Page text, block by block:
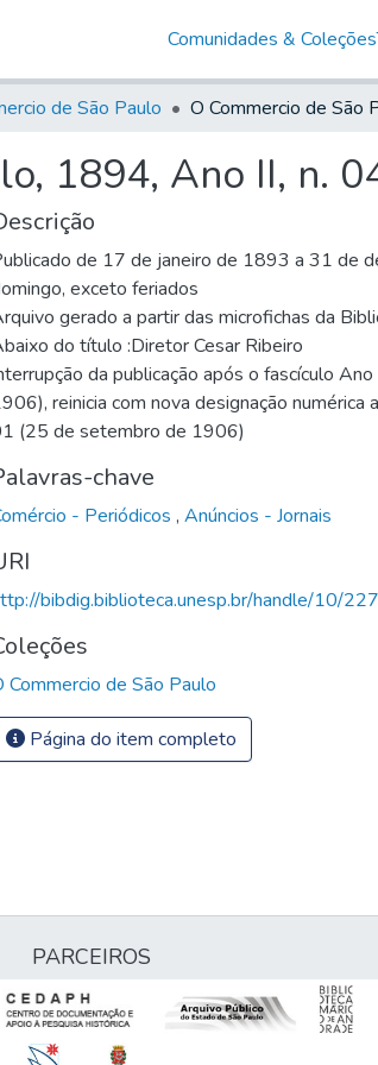
Comunidades & Coleções
de São Paulo
1894, Ano II, n.
de 17 de janeiro de 1893 a 31 de
exceto feriados
gerado a partir das microfichas da
do título :Diretor Cesar Ribeiro
da publicação após o fascículo
reinicia com nova designação numérica
(25 de setembro de 1906)
chave
- Periódicos , Anúncios - Jornais
bibdig.biblioteca.unesp.br/handle/10/
Commercio de São Paulo
Página do item completo
PARCEIROS